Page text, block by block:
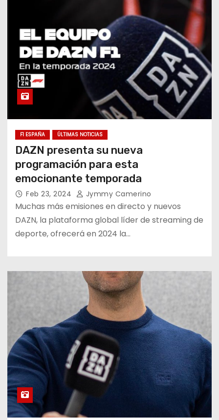
F1 ESPAÑA ÚLTIMAS NOTICIAS
DAZN presenta su nueva
programación para esta
emocionante temporada
Feb 23, 2024 Jymmy Camerino
Muchas más emisiones en directo y nuevos
DAZN, la plataforma global líder de streaming de
deporte, ofrecerá en 2024 la…